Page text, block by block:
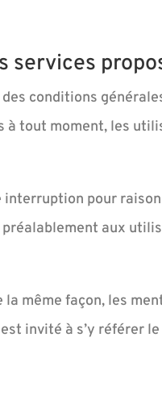
services
conditions
à tout moment, les
pour
aux
même façon, les
invité à s’y référer